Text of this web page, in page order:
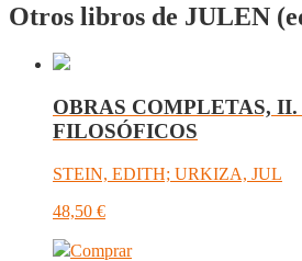
Otros libros de JULEN
OBRAS COMPLETAS, II.
FILOSÓFICOS
STEIN, EDITH; URKIZA, JUL
48,50 €
Comprar